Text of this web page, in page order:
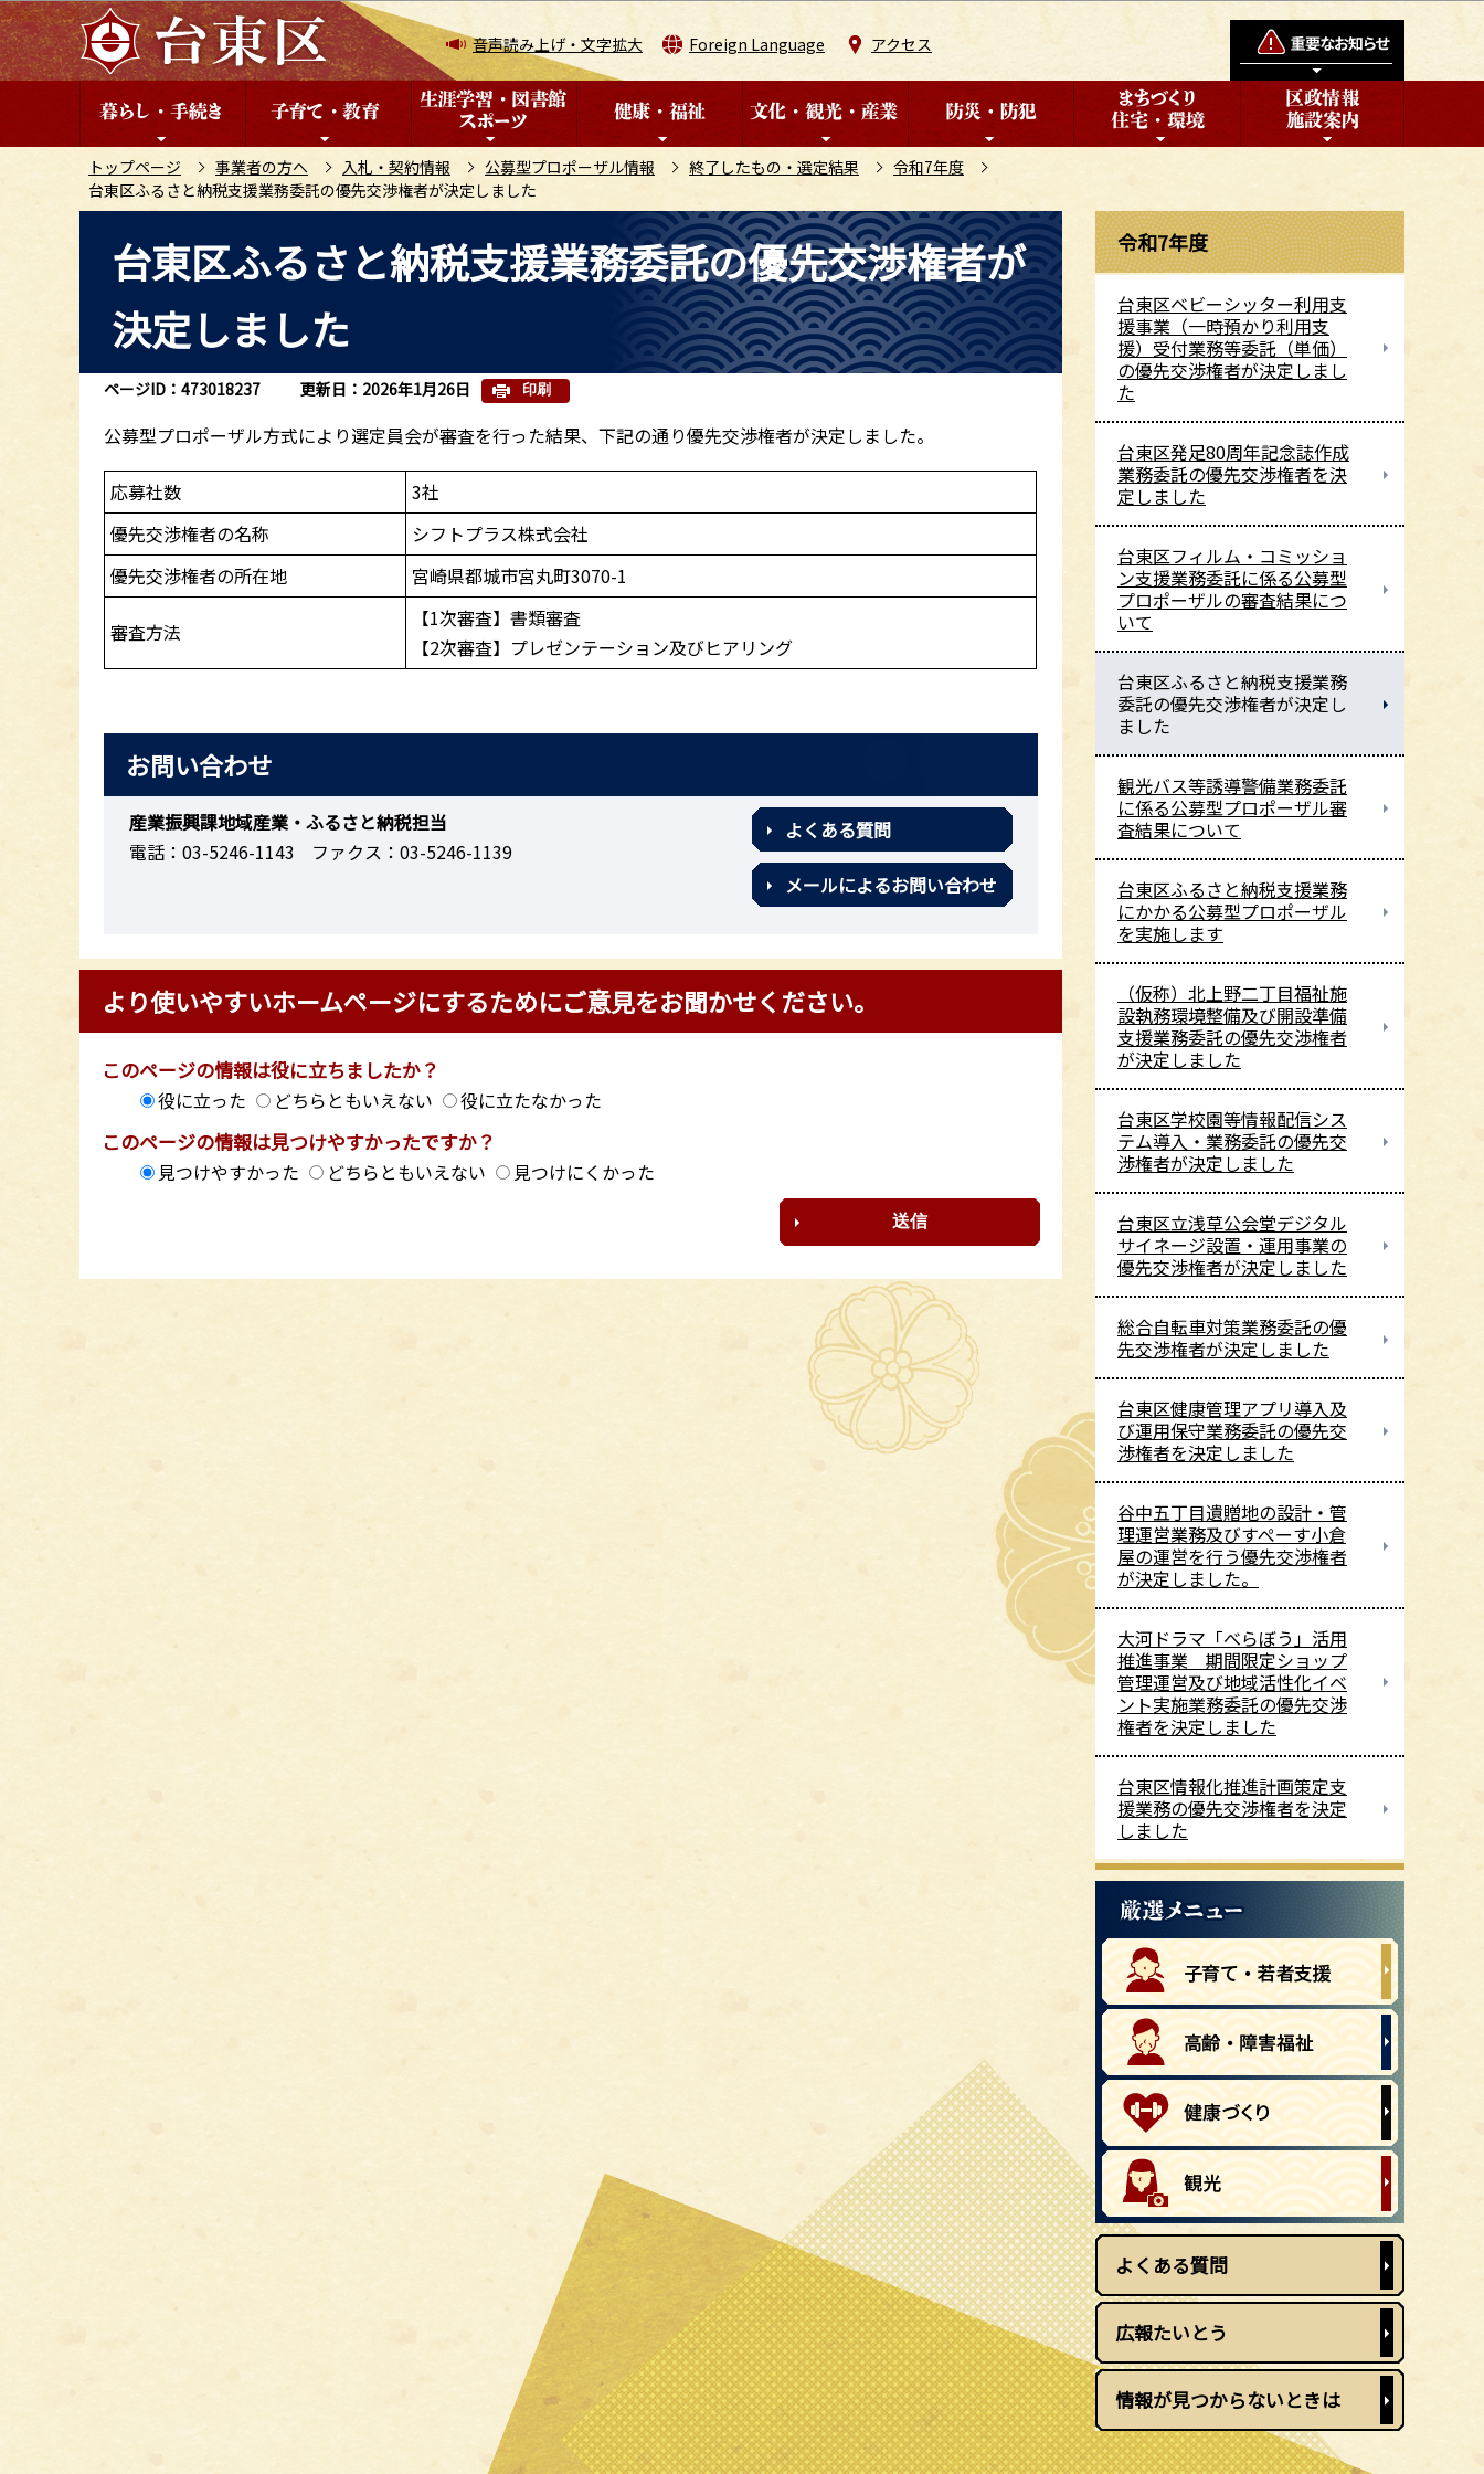
こ
の
ペ
音声読み上げ・文字拡大 Foreign Language アクセス
トップページ 事業者の方へ 入札・契約情報 公募型プロポーザル情報 終了したもの・選定結果
令和7年度
台東区ふるさと納税支援業務委託の優先交渉権者が決定しました
ら
台東区ふるさと納税支援業務委託の優先交渉権者が
決定しました
ページID：473018237 更新日：2026年1月26日 印刷
公募型プロポーザル方式により選定員会が審査を行った結果、下記の通り優先交渉権者が決定しました。
応募社数
3社
優先交渉権者の名称
シフトプラス株式会社
優先交渉権者の所在地
宮崎県都城市宮丸町3070-1
審査方法
【1次審査】書類審査
【2次審査】プレゼンテーション及びヒアリング
お問い合わせ
産業振興課地域産業・ふるさと納税担当
電話：03-5246-1143
ファクス：03-5246-1139
よくある質問
メールによるお問い合わせ
より使いやすいホームページにするためにご意見をお聞かせください。
このページの情報は役に立ちましたか？
役に立った どちらともいえない 役に立たなかった
このページの情報は見つけやすかったですか？
見つけやすかった どちらともいえない 見つけにくかった
令和7年度
台東区ベビーシッター利用支
援事業（一時預かり利用支
援）受付業務等委託（単価）
の優先交渉権者が決定しまし
た
台東区発足80周年記念誌作成
業務委託の優先交渉権者を決
定しました
台東区フィルム・コミッショ
ン支援業務委託に係る公募型
プロポーザルの審査結果につ
いて
台東区ふるさと納税支援業務
委託の優先交渉権者が決定し
ました
観光バス等誘導警備業務委託
に係る公募型プロポーザル審
査結果について
台東区ふるさと納税支援業務
にかかる公募型プロポーザル
を実施します
（仮称）北上野二丁目福祉施
設執務環境整備及び開設準備
支援業務委託の優先交渉権者
が決定しました
台東区学校園等情報配信シス
テム導入・業務委託の優先交
渉権者が決定しました
台東区立浅草公会堂デジタル
サイネージ設置・運用事業の
優先交渉権者が決定しました
総合自転車対策業務委託の優
先交渉権者が決定しました
台東区健康管理アプリ導入及
び運用保守業務委託の優先交
渉権者を決定しました
谷中五丁目遺贈地の設計・管
理運営業務及びすぺーす小倉
屋の運営を行う優先交渉権者
が決定しました。
大河ドラマ「べらぼう」活用
推進事業 期間限定ショップ
管理運営及び地域活性化イベ
ント実施業務委託の優先交渉
権者を決定しました
台東区情報化推進計画策定支
援業務の優先交渉権者を決定
しました
よくある質問
広報たいとう
情報が見つからないときは